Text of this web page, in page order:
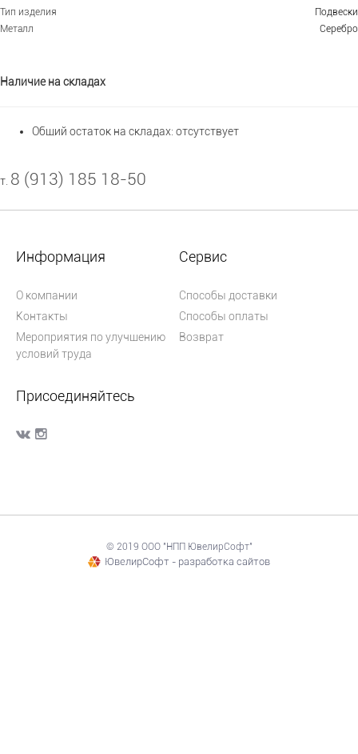
Тип изделия
Подвески
Металл
Серебро
Наличие на складах
Общий остаток на складах: отсутствует
т. 8 (913) 185 18-50
Информация
О компании
Контакты
Мероприятия по улучшению
условий труда
Сервис
Способы доставки
Способы оплаты
Возврат
Присоединяйтесь
© 2019 ООО "НПП ЮвелирСофт"
ЮвелирСофт - разработка сайтов